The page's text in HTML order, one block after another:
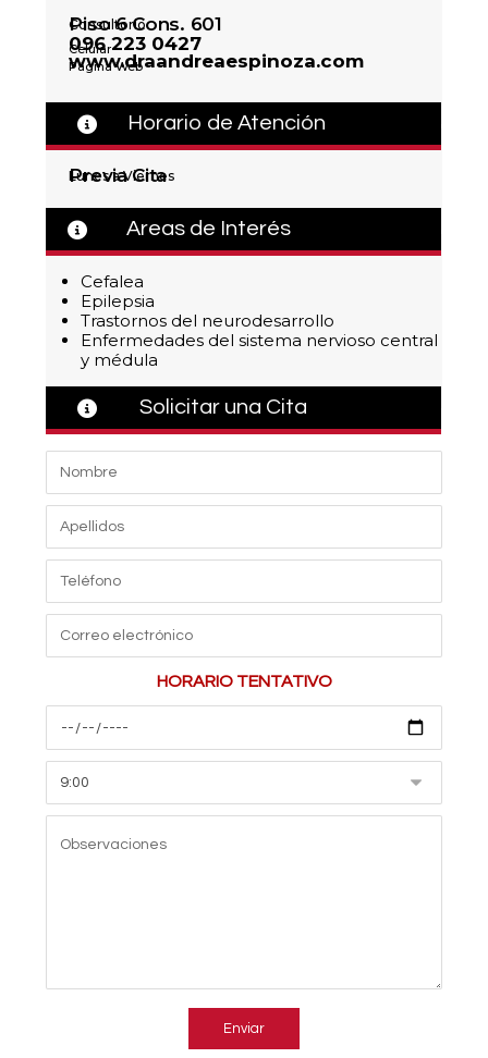
Consultorio
Piso 6 Cons. 601
Celular
096 223 0427
Página Web
www.draandreaespinoza.com
Horario de Atención
Lunes a Viernes
Previa Cita
Areas de Interés
Cefalea
Epilepsia
Trastornos del neurodesarrollo
Enfermedades del sistema nervioso central
y médula
Solicitar una Cita
HORARIO TENTATIVO
Enviar